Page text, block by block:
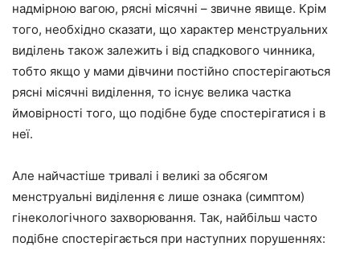
надмірною вагою, рясні місячні – звичне явище. Крім
того, необхідно сказати, що характер менструальних
виділень також залежить і від спадкового чинника,
тобто якщо у мами дівчини постійно спостерігаються
рясні місячні виділення, то існує велика частка
ймовірності того, що подібне буде спостерігатися і в
неї.
Але найчастіше тривалі і великі за обсягом
менструальні виділення є лише ознака (симптом)
гінекологічного захворювання. Так, найбільш часто
подібне спостерігається при наступних порушеннях: